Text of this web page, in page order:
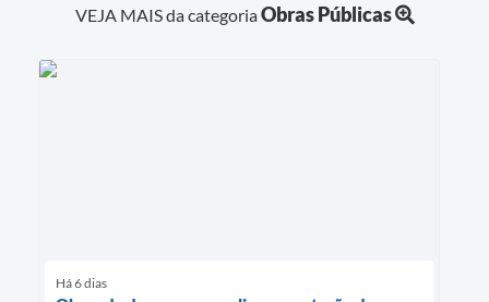
VEJA MAIS da categoriaObras Públicas
Há 6 dias